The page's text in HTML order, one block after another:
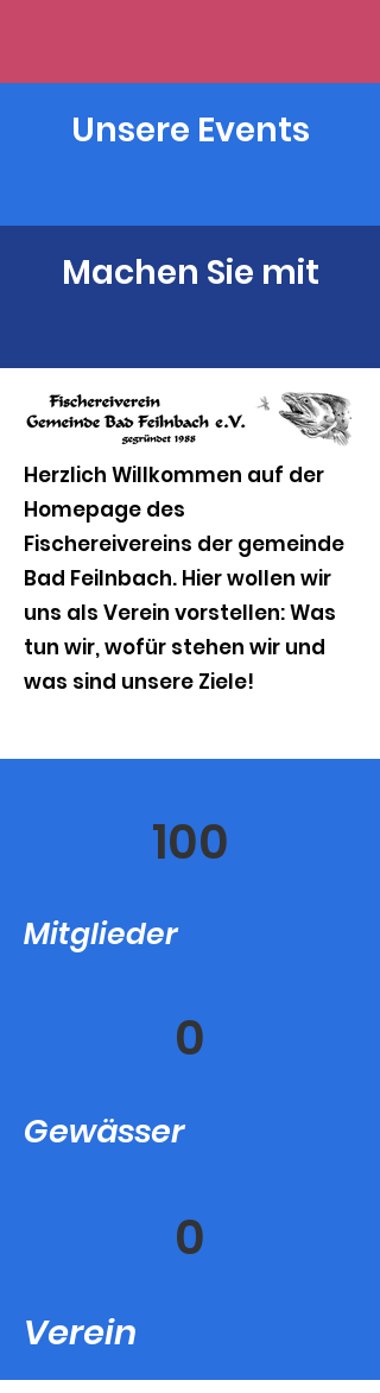
Unsere Events
Machen Sie mit
Herzlich Willkommen auf der
Homepage des
Fischereivereins der gemeinde
Bad Feilnbach. Hier wollen wir
uns als Verein vorstellen: Was
tun wir, wofür stehen wir und
was sind unsere Ziele!
100
Mitglieder
0
Gewässer
0
Verein